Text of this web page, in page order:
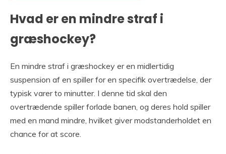
Hvad er en mindre straf i
græshockey?
En mindre straf i græshockey er en midlertidig
suspension af en spiller for en specifik overtrædelse, der
typisk varer to minutter. I denne tid skal den
overtrædende spiller forlade banen, og deres hold spiller
med en mand mindre, hvilket giver modstanderholdet en
chance for at score.